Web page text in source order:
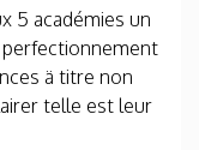
5 académies un
ä titre non
telle est leur